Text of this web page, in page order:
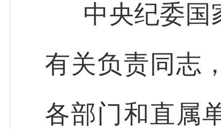
中央纪委国
有关负责同志
各部门和直属